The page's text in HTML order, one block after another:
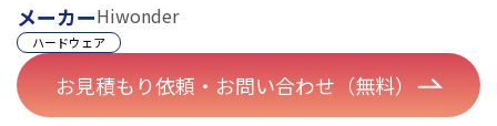
メーカーHiwonder
ハードウェア
お見積もり依頼・お問い合わせ（無料）